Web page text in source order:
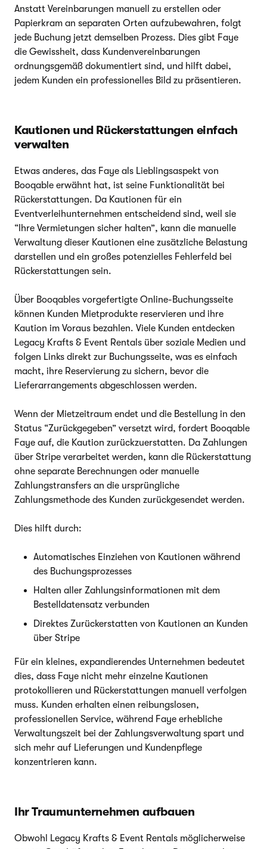
Anstatt Vereinbarungen manuell zu erstellen oder
Papierkram an separaten Orten aufzubewahren, folgt
jede Buchung jetzt demselben Prozess. Dies gibt Faye
die Gewissheit, dass Kundenvereinbarungen
ordnungsgemäß dokumentiert sind, und hilft dabei,
jedem Kunden ein professionelles Bild zu präsentieren.
Kautionen und Rückerstattungen einfach
verwalten
Etwas anderes, das Faye als Lieblingsaspekt von
Booqable erwähnt hat, ist seine Funktionalität bei
Rückerstattungen. Da Kautionen für ein
Eventverleihunternehmen entscheidend sind, weil sie
“Ihre Vermietungen sicher halten”, kann die manuelle
Verwaltung dieser Kautionen eine zusätzliche Belastung
darstellen und ein großes potenzielles Fehlerfeld bei
Rückerstattungen sein.
Über Booqables vorgefertigte Online-Buchungsseite
können Kunden Mietprodukte reservieren und ihre
Kaution im Voraus bezahlen. Viele Kunden entdecken
Legacy Krafts & Event Rentals über soziale Medien und
folgen Links direkt zur Buchungsseite, was es einfach
macht, ihre Reservierung zu sichern, bevor die
Lieferarrangements abgeschlossen werden.
Wenn der Mietzeitraum endet und die Bestellung in den
Status “Zurückgegeben” versetzt wird, fordert Booqable
Faye auf, die Kaution zurückzuerstatten. Da Zahlungen
über Stripe verarbeitet werden, kann die Rückerstattung
ohne separate Berechnungen oder manuelle
Zahlungstransfers an die ursprüngliche
Zahlungsmethode des Kunden zurückgesendet werden.
Dies hilft durch:
Automatisches Einziehen von Kautionen während
des Buchungsprozesses
Halten aller Zahlungsinformationen mit dem
Bestelldatensatz verbunden
Direktes Zurückerstatten von Kautionen an Kunden
über Stripe
Für ein kleines, expandierendes Unternehmen bedeutet
dies, dass Faye nicht mehr einzelne Kautionen
protokollieren und Rückerstattungen manuell verfolgen
muss. Kunden erhalten einen reibungslosen,
professionellen Service, während Faye erhebliche
Verwaltungszeit bei der Zahlungsverwaltung spart und
sich mehr auf Lieferungen und Kundenpflege
konzentrieren kann.
Ihr Traumunternehmen aufbauen
Obwohl Legacy Krafts & Event Rentals möglicherweise